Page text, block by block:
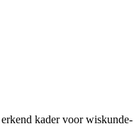
kader voor